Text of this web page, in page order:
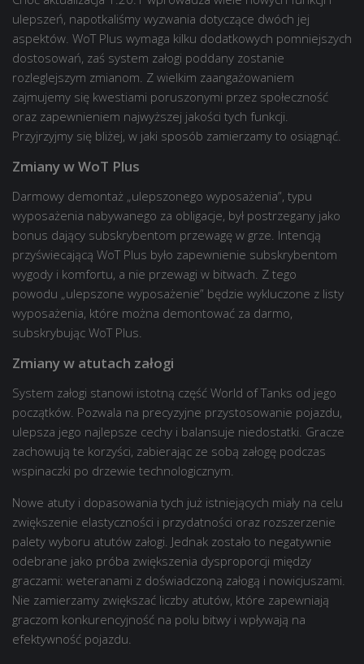
ulepszeń, napotkaliśmy wyzwania dotyczące dwóch jej
aspektów. WoT Plus wymaga kilku dodatkowych pomniejszych
dostosowań, zaś system załogi poddany zostanie
rozleglejszym zmianom. Z wielkim zaangażowaniem
zajmujemy się kwestiami poruszonymi przez społeczność
oraz zapewnieniem najwyższej jakości tych funkcji.
Przyjrzyjmy się bliżej, w jaki sposób zamierzamy to osiągnąć.
Zmiany w WoT Plus
Darmowy demontaż „ulepszonego wyposażenia”, typu
wyposażenia nabywanego za obligacje, był postrzegany jako
bonus dający subskrybentom przewagę w grze. Intencją
przyświecającą WoT Plus było zapewnienie subskrybentom
wygody i komfortu, a nie przewagi w bitwach. Z tego
powodu „ulepszone wyposażenie” będzie wykluczone z listy
wyposażenia, które można demontować za darmo,
subskrybując WoT Plus.
Zmiany w atutach załogi
System załogi stanowi istotną część World of Tanks od jego
początków. Pozwala na precyzyjne przystosowanie pojazdu,
ulepsza jego najlepsze cechy i balansuje niedostatki. Gracze
zachowują te korzyści, zabierając ze sobą załogę podczas
wspinaczki po drzewie technologicznym.
Nowe atuty i dopasowania tych już istniejących miały na celu
zwiększenie elastyczności i przydatności oraz rozszerzenie
palety wyboru atutów załogi. Jednak zostało to negatywnie
odebrane jako próba zwiększenia dysproporcji między
graczami: weteranami z doświadczoną załogą i nowicjuszami.
Nie zamierzamy zwiększać liczby atutów, które zapewniają
graczom konkurencyjność na polu bitwy i wpływają na
efektywność pojazdu.